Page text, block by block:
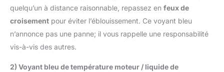
quelqu’un à distance raisonnable, repassez en feux de
croisement pour éviter l’éblouissement. Ce voyant bleu
n’annonce pas une panne; il vous rappelle une responsabilité
vis-à-vis des autres.
2) Voyant bleu de température moteur / liquide de